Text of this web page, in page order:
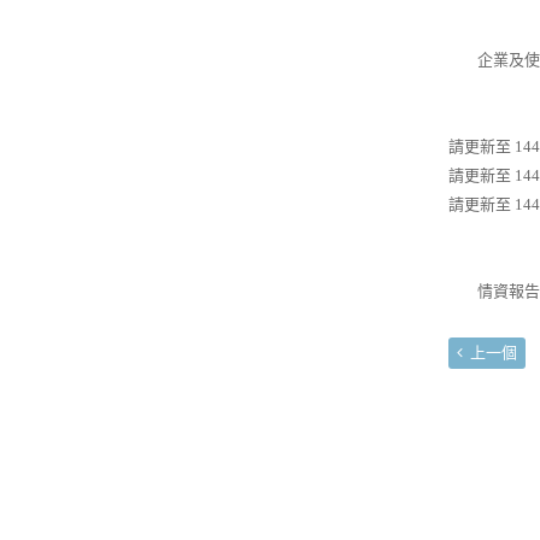
企業及使
請更新至
請更新至
請更新至
情資報告連
上一個